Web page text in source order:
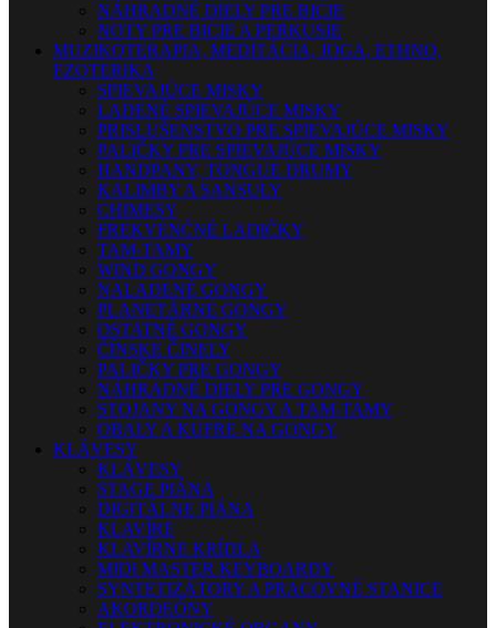
NÁHRADNÉ DIELY PRE BICIE
NOTY PRE BICIE A PERKUSIE
MUZIKOTERAPIA, MEDITÁCIA, JOGA, ETHNO,
EZOTERIKA
SPIEVAJÚCE MISKY
LADENÉ SPIEVAJÚCE MISKY
PRISLUŠENSTVO PRE SPIEVAJÚCE MISKY
PALIČKY PRE SPIEVAJÚCE MISKY
HANDPANY, TONGUE DRUMY
KALIMBY A SANSULY
CHIMESY
FREKVENČNÉ LADIČKY
TAM-TAMY
WIND GONGY
NALADENÉ GONGY
PLANETÁRNE GONGY
OSTATNÉ GONGY
ČÍNSKE ČINELY
PALIČKY PRE GONGY
NÁHRADNÉ DIELY PRE GONGY
STOJANY NA GONGY A TAM-TAMY
OBALY A KUFRE NA GONGY
KLÁVESY
KLÁVESY
STAGE PIÁNA
DIGITÁLNE PIÁNA
KLAVÍRE
KLAVÍRNE KRÍDLA
MIDI MASTER KEYBOARDY
SYNTETIZÁTORY A PRACOVNÉ STANICE
AKORDEÓNY